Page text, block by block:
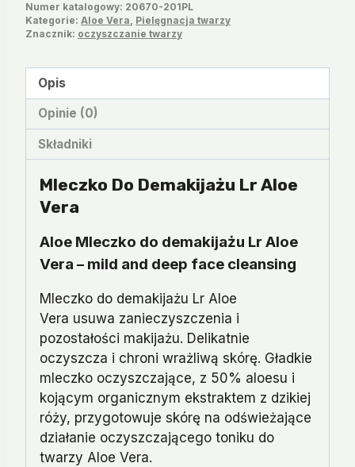
demakijażu
Lr
Vera
Numer katalogowy: 20670-201PL
Kategorie: Aloe Vera, Pielęgnacja twarzy
Znacznik: oczyszczanie twarzy
Opis
Opinie (0)
Składniki
Mleczko Do Demakijażu Lr Aloe
Vera
Aloe Mleczko do demakijażu Lr Aloe
Vera – mild and deep face cleansing
Mleczko do demakijażu Lr Aloe
Vera usuwa zanieczyszczenia i
pozostałości makijażu. Delikatnie
oczyszcza i chroni wrażliwą skórę. Gładkie
mleczko oczyszczające, z 50% aloesu i
kojącym organicznym ekstraktem z dzikiej
róży, przygotowuje skórę na odświeżające
działanie oczyszczającego toniku do
twarzy Aloe Vera.